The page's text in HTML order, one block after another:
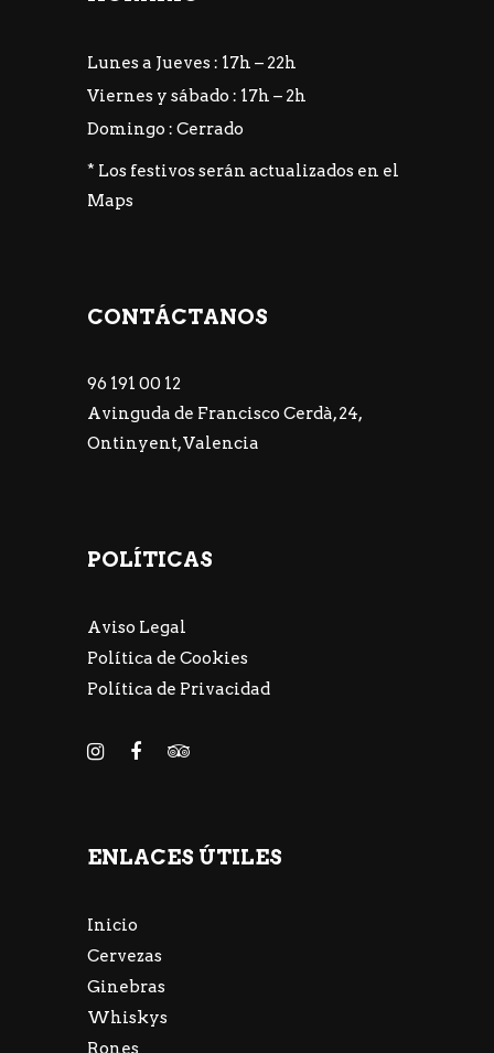
Lunes a Jueves : 17h – 22h
Viernes y sábado : 17h – 2h
Domingo : Cerrado
* Los festivos serán actualizados en el
Maps
CONTÁCTANOS
96 191 00 12
Avinguda de Francisco Cerdà, 24,
Ontinyent, Valencia
POLÍTICAS
Aviso Legal
Política de Cookies
Política de Privacidad
ENLACES ÚTILES
Inicio
Cervezas
Ginebras
Whiskys
Rones